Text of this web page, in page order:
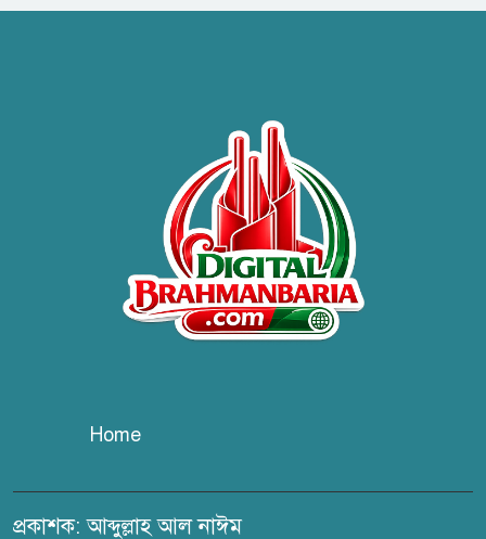
ব্রাহ্মণবাড়িয়ায় তরী বাংলাদেশের
উদ্যোগে বৃক্ষরোপণ ও গাছের চারা
বিতরণ।
কবি জয়দুল হোসেনের
‘পাখপাখালির মিলনমেলা’ গ্রন্থের
প্রকাশনা উৎসব
চুরির দায়ে সুলতানপুরের বোরহান
Home
প্রকাশক: আব্দুল্লাহ আল নাঈম